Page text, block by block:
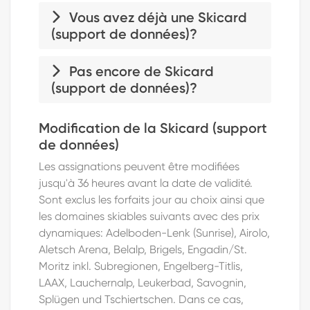
Vous avez déjà une Skicard
(support de données)?
Lors du processus de commande, vous
pouvez enregistrer votre Skicard (support
carte déjà enregistrée. Il est également
possible d'attribuer différents billets à
différentes Skicards (supports de données).
Remarque: en hiver, les billets peuvent
également être attribués ultérieurement à
une Skicard ou à un support de données.
En été, cette possibilité n'existe pas.
Pas encore de Skicard
(support de données)?
Veuillez sélectionner l'un des modes de
livraison disponibles pour votre billet lors du
«Commander une nouvelle Skicard»
La Skicard vous sera envoyée par la
poste. N'oubliez pas d'enregistrer
votre Skicard dans votre compte
client sous «Skicards» après l'achat,
puis d'attribuer le billet sous «Billets».
«Automate de pick-up»
Vous recevez un code QR par e-mail
Modification de la Skicard (support
de données)
Les assignations peuvent être modifiées
jusqu'à 36 heures avant la date de validité.
Sont exclus les forfaits jour au choix ainsi que
les domaines skiables suivants avec des prix
dynamiques: Adelboden-Lenk (Sunrise), Airolo,
Aletsch Arena, Belalp, Brigels, Engadin/St.
Moritz inkl. Subregionen, Engelberg-Titlis,
LAAX, Lauchernalp, Leukerbad, Savognin,
Splügen und Tschiertschen. Dans ce cas,